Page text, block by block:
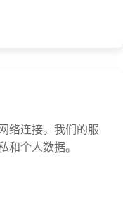
络连接。我们的服
和个人数据。